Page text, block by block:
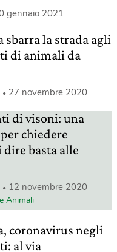
gennaio 2021
sbarra la strada agli
di animali da
27 novembre 2020
di visoni: una
chiedere
dire basta alle
12 novembre 2020
Animali
coronavirus negli
al via